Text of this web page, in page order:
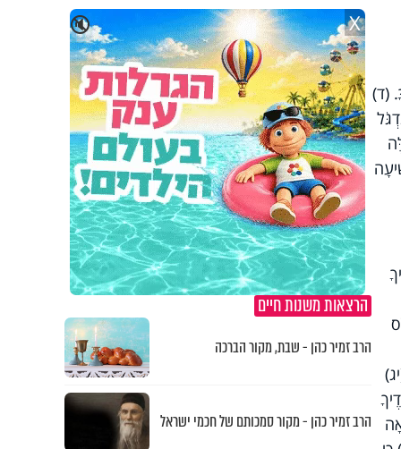
(ד)
🔇 X
הרצאות משנות חיים
הרב זמיר כהן - שבת, מקור הברכה
הרב זמיר כהן - מקור סמכותם של חכמי ישראל